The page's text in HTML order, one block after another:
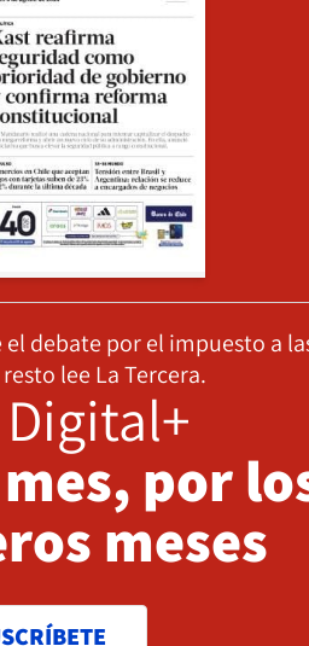
debate por el impuesto a
lee La Tercera.
por
meses